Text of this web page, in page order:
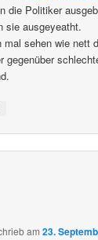
die Politiker
sie ausgeyeatht.
mal sehen wie nett
gegenüber
am23.